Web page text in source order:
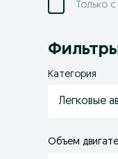
Только
Категория
Легковые
Объем